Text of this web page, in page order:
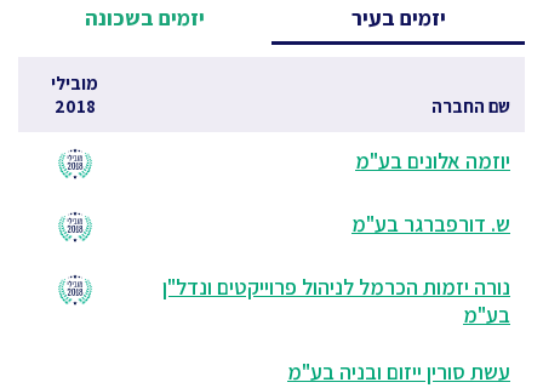
יזמים בעיר יזמים בשכונה
שם החברה
מובילי
2018
יוזמה אלונים בע"מ
ש. דורפברגר בע"מ
נורה יזמות הכרמל לניהול פרוייקטים ונדל"ן
בע"מ
עשת סורין ייזום ובניה בע"מ